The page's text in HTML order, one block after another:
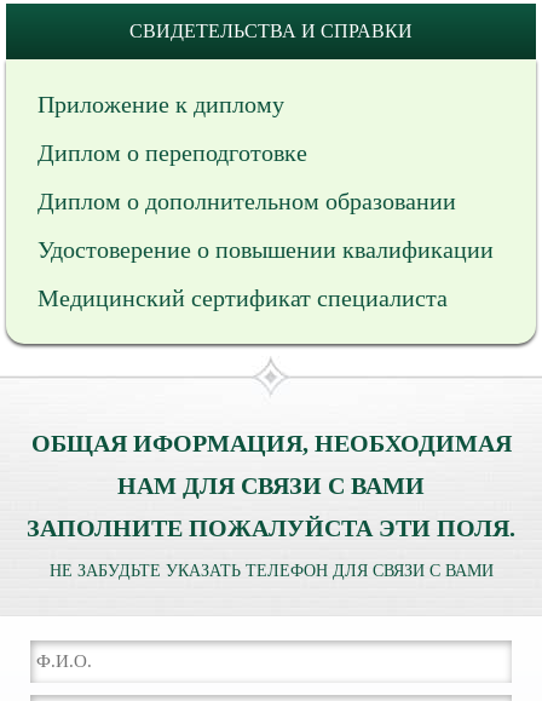
СВИДЕТЕЛЬСТВА И СПРАВКИ
Приложение к диплому
Диплом о переподготовке
Диплом о дополнительном образовании
Удостоверение о повышении квалификации
Медицинский сертификат специалиста
ОБЩАЯ ИФОРМАЦИЯ, НЕОБХОДИМАЯ
НАМ ДЛЯ СВЯЗИ С ВАМИ
ЗАПОЛНИТЕ ПОЖАЛУЙСТА ЭТИ ПОЛЯ.
НЕ ЗАБУДЬТЕ УКАЗАТЬ ТЕЛЕФОН ДЛЯ СВЯЗИ С ВАМИ